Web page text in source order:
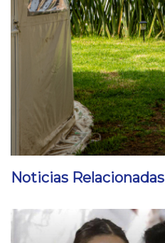
Noticias Relacionadas